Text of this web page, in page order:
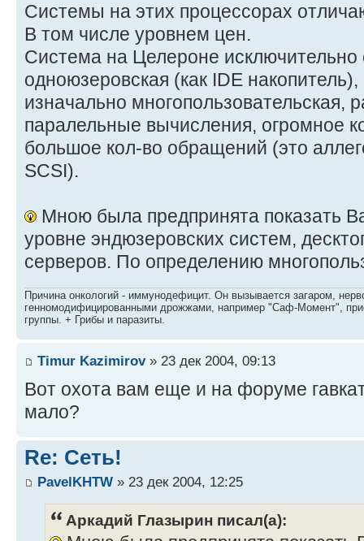
Системы на этих процессорах
В том числе уровнем цен.
Система на Целероне исключительно
одноюзеровская (как IDE
изначально многопользовательская,
паралельные вычисления, огромное
большое кол-во обращений (это
SCSI).
Мною была предпринята показать
уровне эндюзеровских систем,
серверов. По определению
Причина онкологий - иммунодефицит. Он вызывается загаром,
генномодифицированными дрожжами, например "Саф-Момент",
группы. + Грибы и паразиты.
Timur Kazimirov» 23 дек 2004, 09:13
Вот охота вам еще и на форуме
мало?
Re: Сеть!
PavelKHTW » 23 дек 2004, 12:25
Аркадий Глазырин писал(а):